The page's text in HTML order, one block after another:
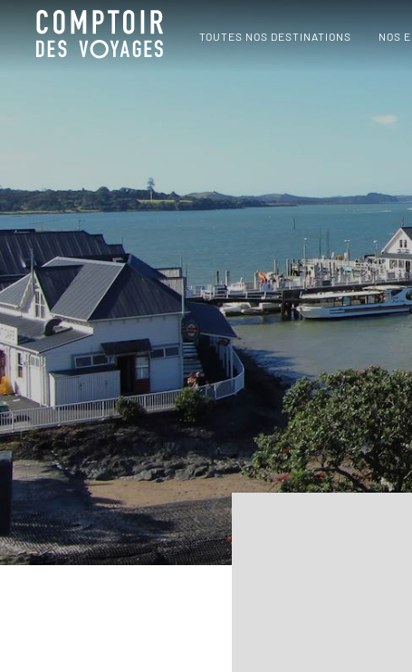
TOUTES NOS DESTINATIONS NOS